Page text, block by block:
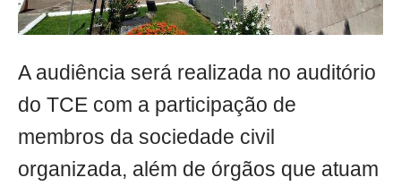
A audiência será realizada no auditório
do TCE com a participação de
membros da sociedade civil
organizada, além de órgãos que atuam